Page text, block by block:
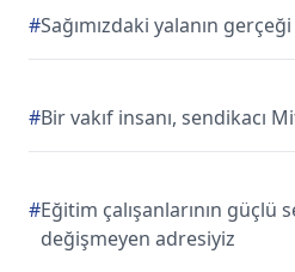
#Sağımızdaki yalanın
#Bir vakıf insanı, sendikacı
#Eğitim çalışanlarının güçlü
değişmeyen adresiyiz